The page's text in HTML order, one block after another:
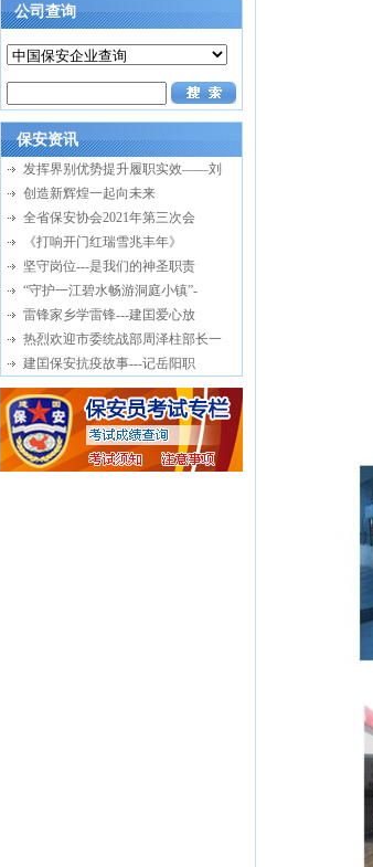
公司查询
保安资讯
发挥界别优势提升履职实效——刘
创造新辉煌一起向未来
全省保安协会2021年第三次会
《打响开门红瑞雪兆丰年》
坚守岗位---是我们的神圣职责
“守护一江碧水畅游洞庭小镇”-
雷锋家乡学雷锋---建囯爱心放
热烈欢迎市委统战部周泽柱部长一
建囯保安抗疫故事---记岳阳职